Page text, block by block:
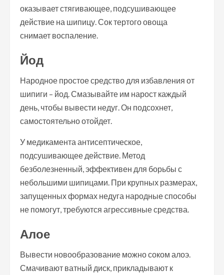
оказывает стягивающее, подсушивающее
действие на шипицу. Сок тертого овоща
снимает воспаление.
Йод
Народное простое средство для избавления от
шипиги – йод. Смазывайте им нарост каждый
день, чтобы вывести недуг. Он подсохнет,
самостоятельно отойдет.
У медикамента антисептическое,
подсушивающее действие. Метод
безболезненный, эффективен для борьбы с
небольшими шипицами. При крупных размерах,
запущенных формах недуга народные способы
не помогут, требуются агрессивные средства.
Алое
Вывести новообразование можно соком алоэ.
Смачивают ватный диск, прикладывают к